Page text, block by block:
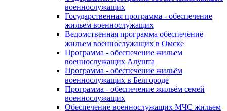
военнослужащих
Государственная программа - обеспечение
жильем военнослужащих
Ведомственная программа обеспечение
жильем военнослужащих в Омске
Программа - обеспечение жильем
военнослужащих Алушта
Программа - обеспечение жильём
военнослужащих в Белгороде
Программа - обеспечение жильём семей
военнослужащих
Обеспечение военнослужащих МЧС жильем